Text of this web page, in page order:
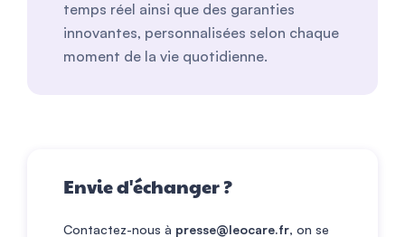
temps réel ainsi que des garanties
innovantes, personnalisées selon chaque
moment de la vie quotidienne.
Envie d'échanger ?
Contactez-nous à presse@leocare.fr, on se